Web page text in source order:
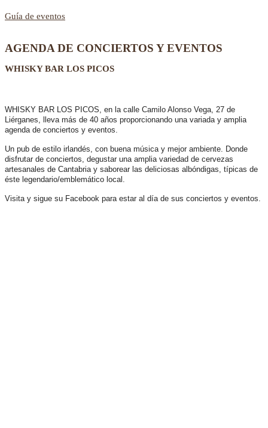
Guía de eventos
AGENDA DE CONCIERTOS Y EVENTOS
WHISKY BAR LOS PICOS
WHISKY BAR LOS PICOS, en la calle Camilo Alonso Vega, 27 de
Liérganes, lleva más de 40 años proporcionando una variada y amplia
agenda de conciertos y eventos.
Un pub de estilo irlandés, con buena música y mejor ambiente. Donde
disfrutar de conciertos, degustar una amplia variedad de cervezas
artesanales de Cantabria y saborear las deliciosas albóndigas, típicas de
éste legendario/emblemático local.
Visita y sigue su Facebook para estar al día de sus conciertos y eventos.